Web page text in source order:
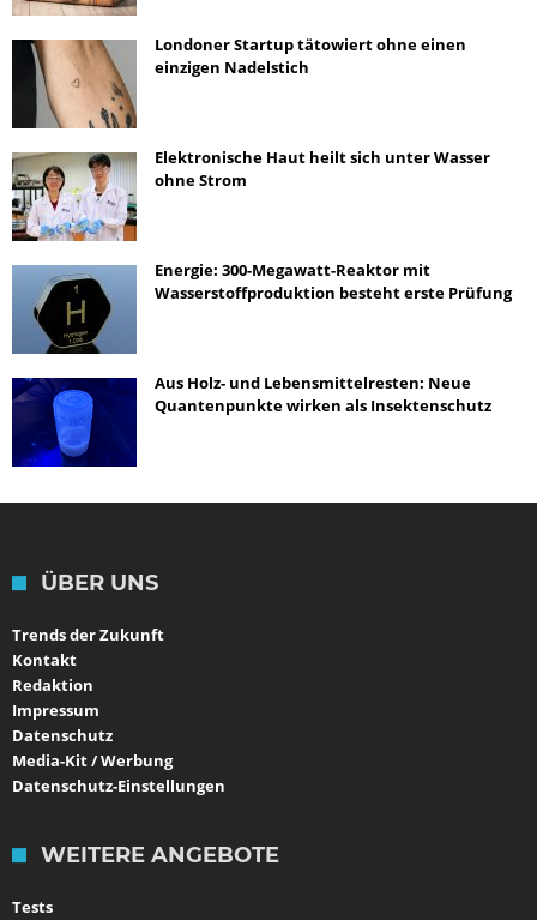
Londoner Startup tätowiert ohne einen
einzigen Nadelstich
Elektronische Haut heilt sich unter Wasser
ohne Strom
Energie: 300-Megawatt-Reaktor mit
Wasserstoffproduktion besteht erste Prüfung
Aus Holz- und Lebensmittelresten: Neue
Quantenpunkte wirken als Insektenschutz
ÜBER UNS
Trends der Zukunft
Kontakt
Redaktion
Impressum
Datenschutz
Media-Kit / Werbung
Datenschutz-Einstellungen
WEITERE ANGEBOTE
Tests